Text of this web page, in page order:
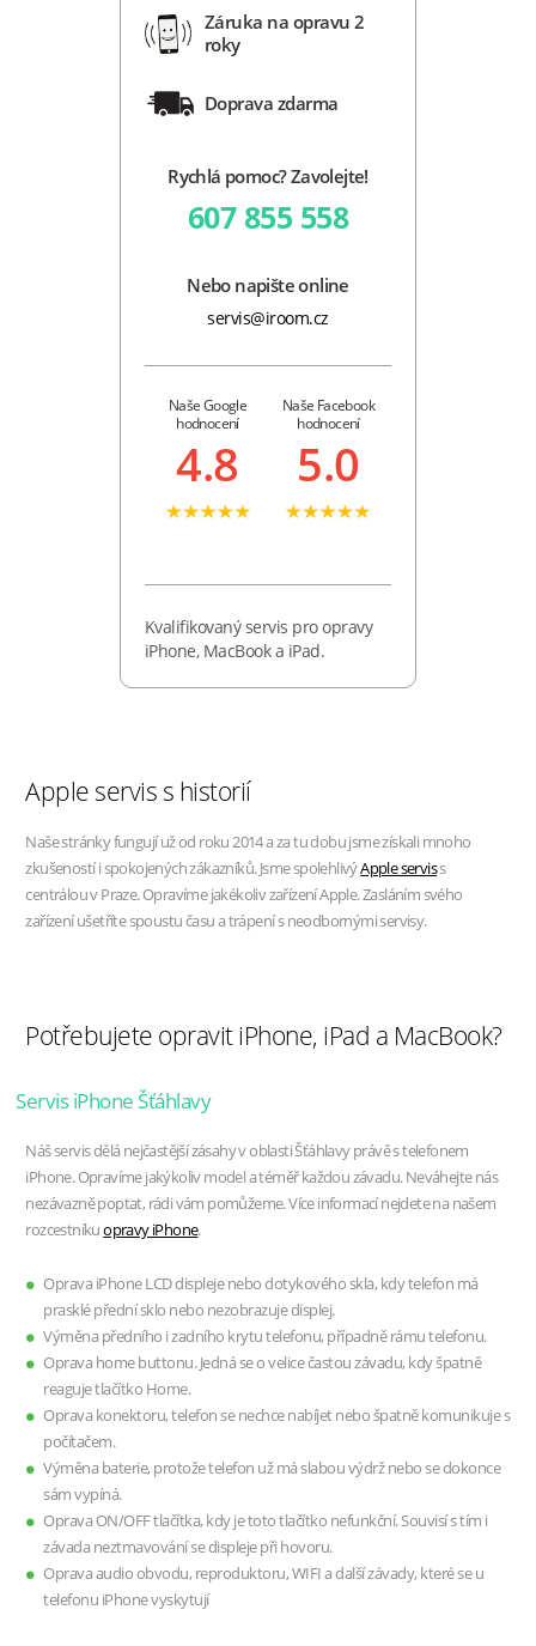
Záruka na opravu 2
roky
Doprava zdarma
Rychlá pomoc? Zavolejte!
607 855 558
Nebo napište online
servis@iroom.cz
Naše Google
hodnocení
4.8
Naše Facebook
hodnocení
5.0
Kvalifikovaný servis pro opravy
iPhone, MacBook a iPad.
Apple servis s historií
Naše stránky fungují už od roku 2014 a za tu dobu jsme získali mnoho
zkušeností i spokojených zákazníků. Jsme spolehlivýApple serviss
centrálou v Praze. Opravíme jakékoliv zařízení Apple. Zasláním svého
zařízení ušetříte spoustu času a trápení s neodbornými servisy.
Potřebujete opravit iPhone, iPad a MacBook?
Servis iPhone Šťáhlavy
Náš servis dělá nejčastější zásahy v oblasti Šťáhlavy právě s telefonem
iPhone. Opravíme jakýkoliv model a téměř každou závadu. Neváhejte nás
nezávazně poptat, rádi vám pomůžeme. Více informací nejdete na našem
rozcestníkuopravy iPhone.
Oprava iPhone LCD displeje nebo dotykového skla, kdy telefon má
prasklé přední sklo nebo nezobrazuje displej.
Výměna předního i zadního krytu telefonu, případně rámu telefonu.
Oprava home buttonu. Jedná se o velice častou závadu, kdy špatně
reaguje tlačítko Home.
Oprava konektoru, telefon se nechce nabíjet nebo špatně komunikuje s
počítačem.
Výměna baterie, protože telefon už má slabou výdrž nebo se dokonce
sám vypíná.
Oprava ON/OFF tlačítka, kdy je toto tlačítko nefunkční. Souvisí s tím i
závada neztmavování se displeje při hovoru.
Oprava audio obvodu, reproduktoru, WIFI a další závady, které se u
telefonu iPhone vyskytují